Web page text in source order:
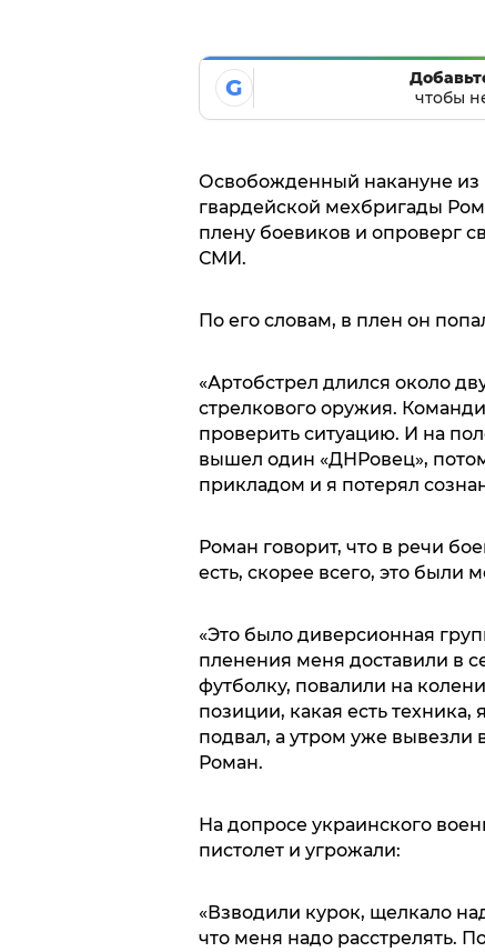
G
чтобы
Освобожденный накануне из
гвардейской мехбригады
плену боевиков и опроверг
СМИ.
По его словам, в плен он
«Артобстрел длился около
стрелкового оружия.
проверить ситуацию. И на
вышел один «ДНРовец»,
прикладом и я потерял
Роман говорит, что в речи
есть, скорее всего, это были
«Это было диверсионная
пленения меня доставили в
футболку, повалили на
позиции, какая есть
подвал, а утром уже вывезли
Роман.
На допросе украинского
пистолет и угрожали:
«Взводили курок, щелкало
что меня надо расстрелять.